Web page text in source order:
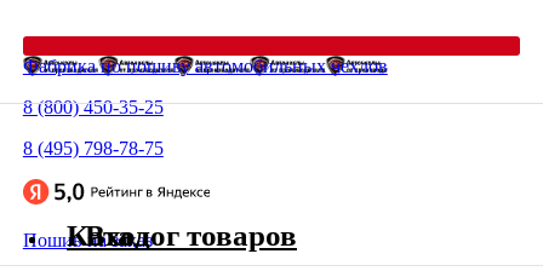
Фабрика по пошиву автомобильных чехлов
8 (800) 450-35-25
8 (495) 798-78-75
Пошив на заказ
Каталог товаров
Вход